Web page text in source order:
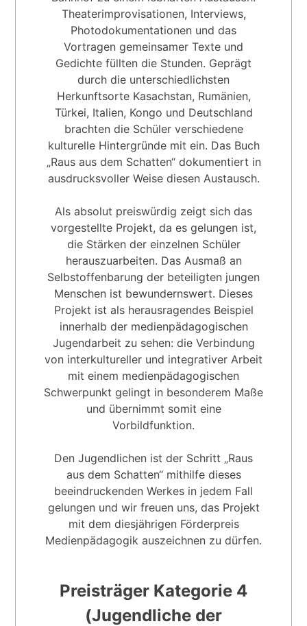
Theaterimprovisationen, Interviews,
Photodokumentationen und das
Vortragen gemeinsamer Texte und
Gedichte füllten die Stunden. Geprägt
durch die unterschiedlichsten
Herkunftsorte Kasachstan, Rumänien,
Türkei, Italien, Kongo und Deutschland
brachten die Schüler verschiedene
kulturelle Hintergründe mit ein. Das Buch
„Raus aus dem Schatten“ dokumentiert in
ausdrucksvoller Weise diesen Austausch.
Als absolut preiswürdig zeigt sich das
vorgestellte Projekt, da es gelungen ist,
die Stärken der einzelnen Schüler
herauszuarbeiten. Das Ausmaß an
Selbstoffenbarung der beteiligten jungen
Menschen ist bewundernswert. Dieses
Projekt ist als herausragendes Beispiel
innerhalb der medienpädagogischen
Jugendarbeit zu sehen: die Verbindung
von interkultureller und integrativer Arbeit
mit einem medienpädagogischen
Schwerpunkt gelingt in besonderem Maße
und übernimmt somit eine
Vorbildfunktion.
Den Jugendlichen ist der Schritt „Raus
aus dem Schatten“ mithilfe dieses
beeindruckenden Werkes in jedem Fall
gelungen und wir freuen uns, das Projekt
mit dem diesjährigen Förderpreis
Medienpädagogik auszeichnen zu dürfen.
Preisträger Kategorie 4
(Jugendliche der